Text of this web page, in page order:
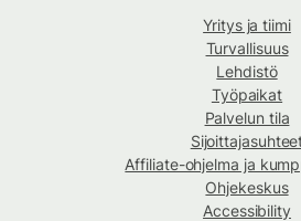
Yritys ja tiimi
Turvallisuus
Lehdistö
Työpaikat
Palvelun tila
Affiliate-ohjelma ja
Ohjekeskus
Accessibility